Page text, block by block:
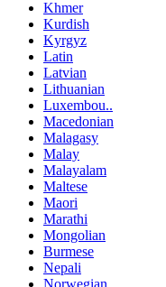
Khmer
Kurdish
Kyrgyz
Latin
Latvian
Lithuanian
Luxembou..
Macedonian
Malagasy
Malay
Malayalam
Maltese
Maori
Marathi
Mongolian
Burmese
Nepali